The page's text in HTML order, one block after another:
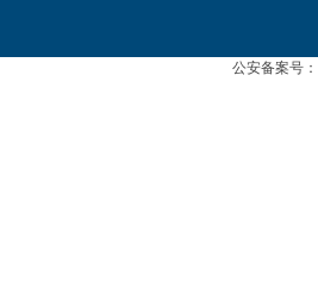
公安备案号